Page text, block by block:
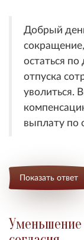
Добрый
остаться
отпуска
уволиться.
выплату по
Показать ответ
Уменьшение